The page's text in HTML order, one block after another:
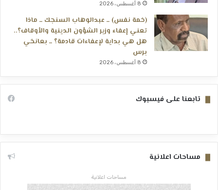
8 أغسطس، 2026
(خمة نفس) ــ عبدالوهاب السنجك ــ ماذا
تعني إعفاء وزير الشؤون الدينية والأوقاف؟..
هل هي بداية لإعفاءات قادمة؟ ــ بعانخي
برس
8 أغسطس، 2026
تابعنا على فيسبوك
مساحات اعلانية
مساحات اعلانية